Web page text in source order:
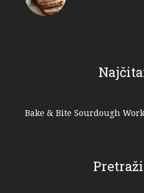
Bake & Bite Sourdough